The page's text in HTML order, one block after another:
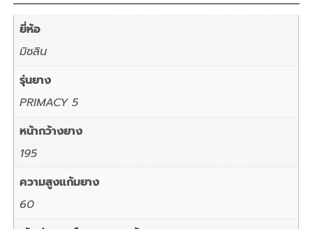
ยี่ห้อ
มิชลิน
รุ่นยาง
PRIMACY 5
หน้ากว้างยาง
195
ความสูงแก้มยาง
60